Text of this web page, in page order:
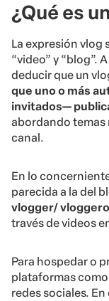
¿Qué es
La expresión vlog
“video” y “blog”.
deducir que un
que uno o más
invitados—
abordando temas
canal.
En lo
parecida a la del
vlogger/ vloggero
través de videos
Para hospedar o
plataformas como
redes sociales.